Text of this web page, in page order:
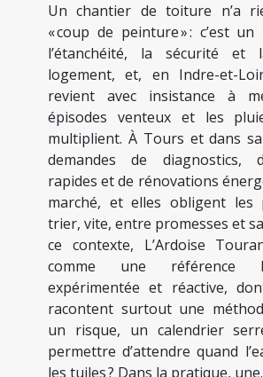
Un chantier de toiture n’a
« coup de peinture » : c’est
l’étanchéité, la sécurité et
logement, et, en Indre-et-
revient avec insistance à
épisodes venteux et les
multiplient. À Tours et dans
demandes de diagnostics,
rapides et de rénovations
marché, et elles obligent les
trier, vite, entre promesses et
ce contexte, L’Ardoise
comme une référence
expérimentée et réactive,
racontent surtout une
un risque, un calendrier
permettre d’attendre quand
les tuiles ? Dans la pratique,